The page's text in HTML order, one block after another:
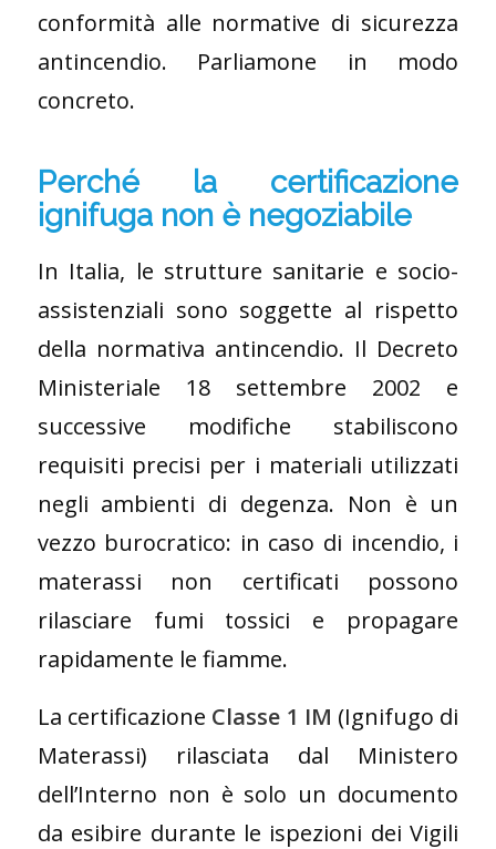
conformità alle normative di sicurezza
antincendio. Parliamone in modo
concreto.
Perché la certificazione
ignifuga non è negoziabile
In Italia, le strutture sanitarie e socio-
assistenziali sono soggette al rispetto
della normativa antincendio. Il Decreto
Ministeriale 18 settembre 2002 e
successive modifiche stabiliscono
requisiti precisi per i materiali utilizzati
negli ambienti di degenza. Non è un
vezzo burocratico: in caso di incendio, i
materassi non certificati possono
rilasciare fumi tossici e propagare
rapidamente le fiamme.
La certificazione Classe 1 IM (Ignifugo di
Materassi) rilasciata dal Ministero
dell’Interno non è solo un documento
da esibire durante le ispezioni dei Vigili